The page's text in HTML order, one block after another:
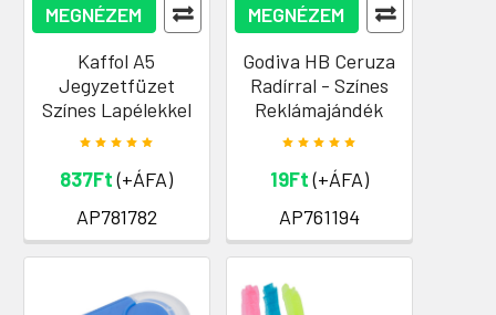
MEGNÉZEM
Kaffol A5
Jegyzetfüzet
Színes Lapélekkel
837Ft(+ÁFA)
AP781782
MEGNÉZEM
Godiva HB Ceruza
Radírral - Színes
Reklámajándék
19Ft(+ÁFA)
AP761194